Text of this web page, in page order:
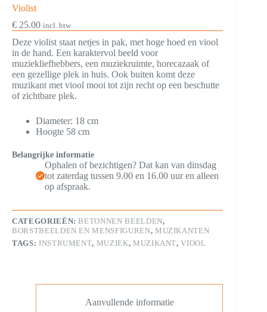
Violist
€ 25.00 incl. btw
Deze violist staat netjes in pak, met hoge hoed en viool
in de hand. Een karaktervol beeld voor
muziekliefhebbers, een muziekruimte, horecazaak of
een gezellige plek in huis. Ook buiten komt deze
muzikant met viool mooi tot zijn recht op een beschutte
of zichtbare plek.
Diameter: 18 cm
Hoogte 58 cm
Belangrijke informatie
Ophalen of bezichtigen? Dat kan van dinsdag
tot zaterdag tussen 9.00 en 16.00 uur en alleen
op afspraak.
CATEGORIEËN:BETONNEN BEELDEN,
BORSTBEELDEN EN MENSFIGUREN, MUZIKANTEN
TAGS: INSTRUMENT, MUZIEK, MUZIKANT,VIOOL
Aanvullende informatie